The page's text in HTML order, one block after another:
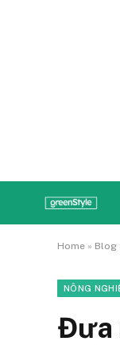
Home » Blog
NÔNG
Đưa